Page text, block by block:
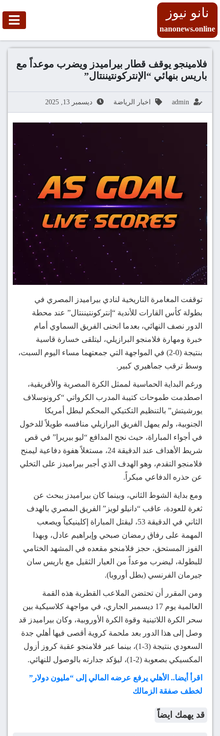
نانو نيوز
nanonews.online
فلامينجو يوقف قطار بيراميدز ويضرب موعداً مع
باريس بنهائي “الإنتركونتيننتال”
admin اخبار الرياضة ديسمبر 13, 2025
توقفت المغامرة التاريخية لنادي بيراميدز المصري في
بطولة كأس القارات للأندية “إنتركونتيننتال” عند محطة
الدور نصف النهائي، بعدما انحنى الفريق السماوي أمام
خبرة ومهارة فلامنجو البرازيلي، ليتلقى خسارة قاسية
بنتيجة (0-2) في المواجهة التي جمعتهما مساء اليوم السبت،
وسط ترقب جماهيري كبير.
ورغم البداية الحماسية لممثل الكرة المصرية والأفريقية،
اصطدمت طموحات كتيبة المدرب الكرواتي “كرونوسلاف
يورشيتش” بالتنظيم التكتيكي المحكم لبطل أمريكا
الجنوبية، ولم يمهل الفريق البرازيلي منافسه طويلاً للدخول
في أجواء المباراة، حيث نجح المدافع “ليو بيريرا” في قص
شريط الأهداف عند الدقيقة 24، مستغلاً هفوة دفاعية ليمنح
فلامنجو التقدم، وهو الهدف الذي أجبر بيراميدز على التخلي
عن حذره الدفاعي مبكراً.
ومع بداية الشوط الثاني، وبينما كان بيراميدز يبحث عن
ثغرة للعودة، عاقب “دانيلو لويز” الفريق المصري بالهدف
الثاني في الدقيقة 53، ليقتل المباراة إكلينيكياً ويصعب
المهمة على رفاق رمضان صبحي وإبراهيم عادل، وبهذا
الفوز المستحق، حجز فلامنجو مقعده في المشهد الختامي
للبطولة، ليضرب موعداً من العيار الثقيل مع باريس سان
جيرمان الفرنسي (بطل أوروبا).
ومن المقرر أن تحتضن الملاعب القطرية هذه القمة
العالمية يوم 17 ديسمبر الجاري، في مواجهة كلاسيكية بين
سحر الكرة اللاتينية وقوة الكرة الأوروبية، وكان بيراميدز قد
وصل إلى هذا الدور بعد ملحمة كروية أقصى فيها أهلي جدة
السعودي بنتيجة (3-1)، بينما عبر فلامنجو عقبة كروز أزول
المكسيكي بصعوبة (2-1)، ليؤكد جدارته بالوصول للنهائي.
اقرأ أيضا.. الأهلي يرفع عرضه المالي إلى “مليون دولار”
لخطف صفقة الزمالك
قد يهمك ايضاً